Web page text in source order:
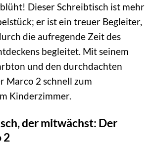
Dieser Schreibtisch ist mehr
er ist ein treuer Begleiter,
die aufregende Zeit des
begleitet. Mit seinem
und den durchdachten
Marco 2 schnell zum
Kinderzimmer.
der mitwächst: Der
2